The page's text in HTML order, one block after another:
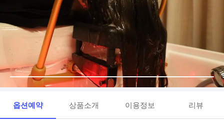
옵션예약 상품소개 이용정보 리뷰